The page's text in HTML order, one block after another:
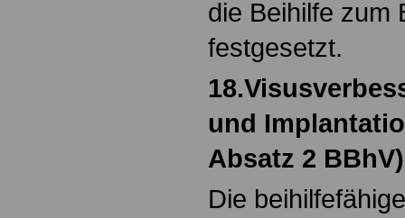
die Beihilfe zum
festgesetzt.
und
Absatz 2 BBhV)
Die